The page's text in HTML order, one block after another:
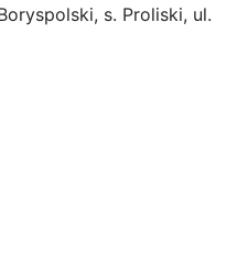
s. Proliski, ul.